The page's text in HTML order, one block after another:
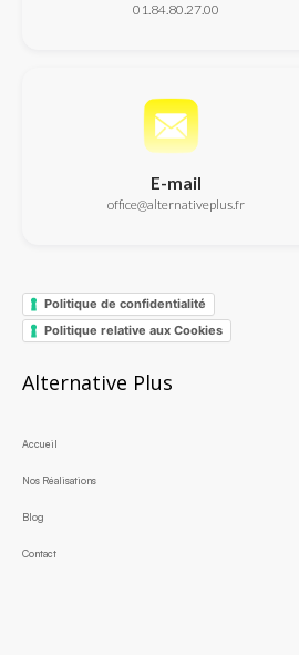
01.84.80.27.00
E-mail
office@alternativeplus.fr
Politique de confidentialité
Politique relative aux Cookies
Alternative Plus
Accueil
Nos Réalisations
Blog
Contact